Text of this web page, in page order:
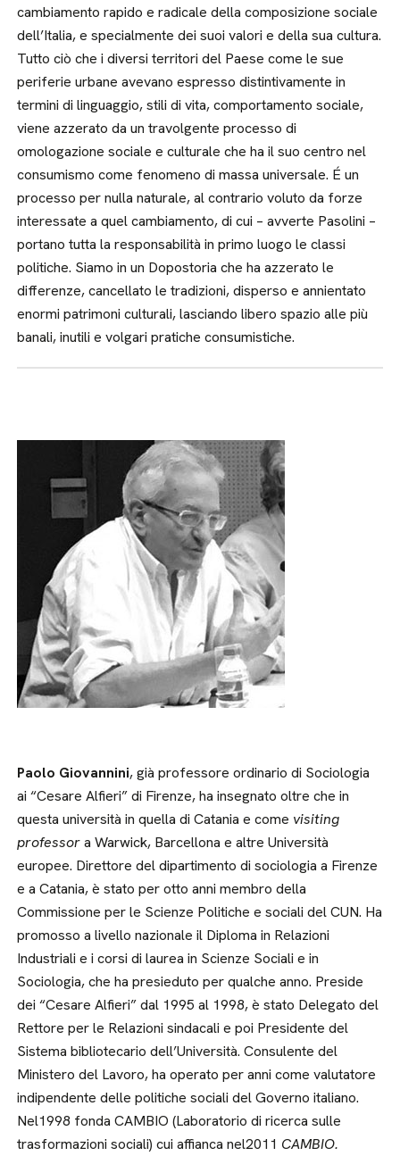
cambiamento rapido e radicale della composizione sociale
dell’Italia, e specialmente dei suoi valori e della sua cultura.
Tutto ciò che i diversi territori del Paese come le sue
periferie urbane avevano espresso distintivamente in
termini di linguaggio, stili di vita, comportamento sociale,
viene azzerato da un travolgente processo di
omologazione sociale e culturale che ha il suo centro nel
consumismo come fenomeno di massa universale. É un
processo per nulla naturale, al contrario voluto da forze
interessate a quel cambiamento, di cui – avverte Pasolini –
portano tutta la responsabilità in primo luogo le classi
politiche. Siamo in un Dopostoria che ha azzerato le
differenze, cancellato le tradizioni, disperso e annientato
enormi patrimoni culturali, lasciando libero spazio alle più
banali, inutili e volgari pratiche consumistiche.
Paolo Giovannini, già professore ordinario di Sociologia
ai “Cesare Alfieri” di Firenze, ha insegnato oltre che in
questa università in quella di Catania e come visiting
professora Warwick, Barcellona e altre Università
europee. Direttore del dipartimento di sociologia a Firenze
e a Catania, è stato per otto anni membro della
Commissione per le Scienze Politiche e sociali del CUN. Ha
promosso a livello nazionale il Diploma in Relazioni
Industriali e i corsi di laurea in Scienze Sociali e in
Sociologia, che ha presieduto per qualche anno. Preside
dei “Cesare Alfieri” dal 1995 al 1998, è stato Delegato del
Rettore per le Relazioni sindacali e poi Presidente del
Sistema bibliotecario dell’Università. Consulente del
Ministero del Lavoro, ha operato per anni come valutatore
indipendente delle politiche sociali del Governo italiano.
Nel1998 fonda CAMBIO (Laboratorio di ricerca sulle
trasformazioni sociali) cui affianca nel2011 CAMBIO.